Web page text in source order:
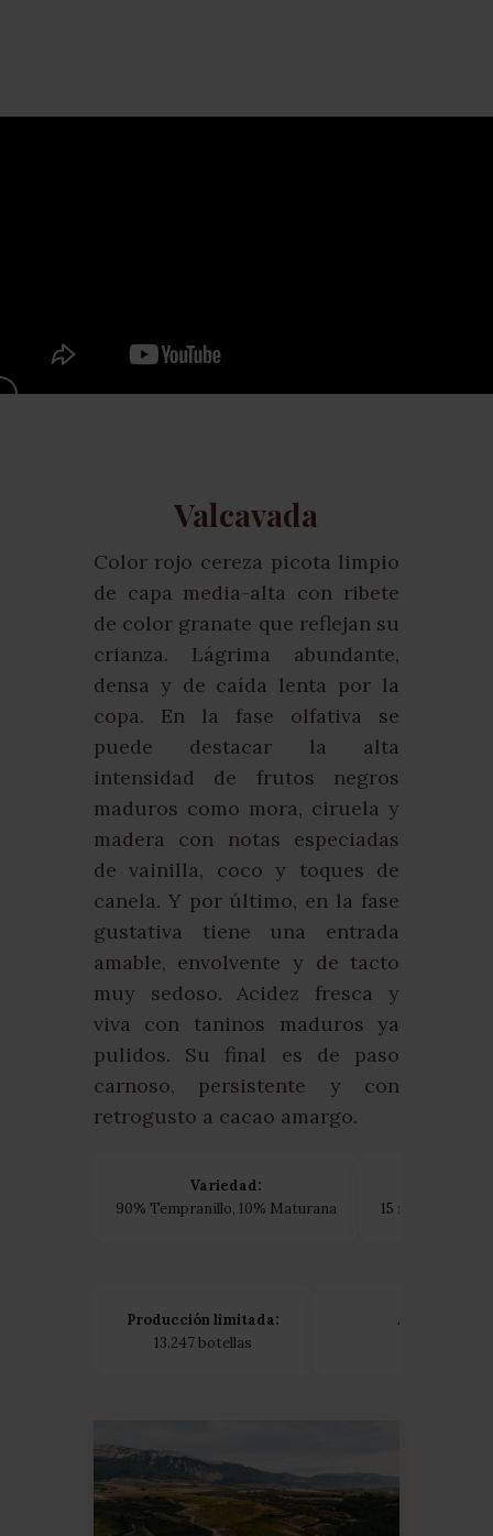
Valcavada
Color rojo cereza picota limpio
de capa media-alta con ribete
de color granate que reflejan su
crianza. Lágrima abundante,
densa y de caída lenta por la
copa. En la fase olfativa se
puede destacar la alta
intensidad de frutos negros
maduros como mora, ciruela y
madera con notas especiadas
de vainilla, coco y toques de
canela. Y por último, en la fase
gustativa tiene una entrada
amable, envolvente y de tacto
muy sedoso. Acidez fresca y
viva con taninos maduros ya
pulidos. Su final es de paso
carnoso, persistente y con
retrogusto a cacao amargo.
Variedad:
90% Tempranillo, 10% Maturana
15 meses en
Producción limitada:
13.247 botellas
Añada: